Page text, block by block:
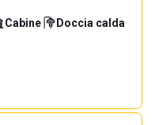
Cabine· Doccia calda·